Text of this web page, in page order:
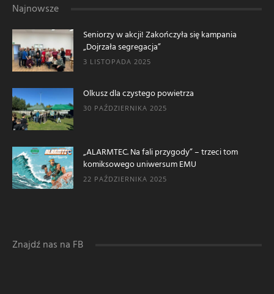
Najnowsze
Seniorzy w akcji! Zakończyła się kampania
„Dojrzała segregacja”
3 LISTOPADA 2025
Olkusz dla czystego powietrza
30 PAŹDZIERNIKA 2025
„ALARMTEC. Na fali przygody” – trzeci tom
komiksowego uniwersum EMU
22 PAŹDZIERNIKA 2025
Znajdź nas na FB